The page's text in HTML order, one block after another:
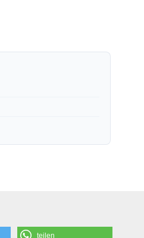
teilen